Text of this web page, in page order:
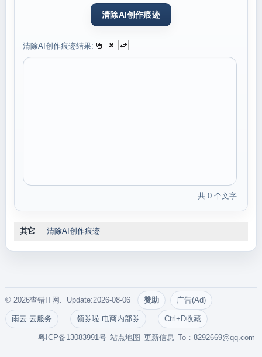
清除AI创作痕迹结果:
共 0 个文字
其它 清除AI创作痕迹
© 2026查错IT网. Update:2026-08-06 赞助 广告(Ad)
雨云 云服务 领券啦 电商内部券 Ctrl+D收藏
To：8292669@qq.com
更新信息
站点地图
粤ICP备13083991号